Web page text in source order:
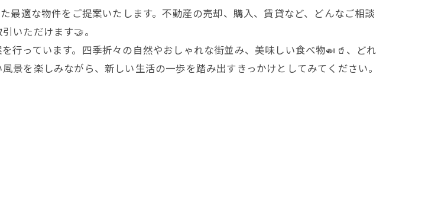
最適な物件をご提案いたします。不動産の売却、購入、賃貸など、どんなご相談
いただけます🤝。
行っています。四季折々の自然やおしゃれな街並み、美味しい食べ物🍛🥤、どれ
を楽しみながら、新しい生活の一歩を踏み出すきっかけとしてみてください。